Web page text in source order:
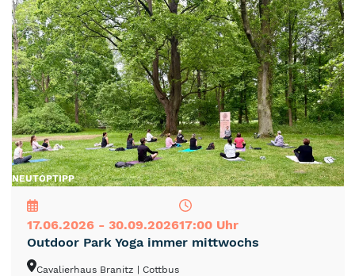
NEUTOPTIPP
17.06.2026 - 30.09.202617:00 Uhr
Outdoor Park Yoga immer mittwochs
Cavalierhaus Branitz | Cottbus